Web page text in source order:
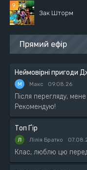
Зак Шторм
Прямий ефір
Неймовірні пригоди
М Макс 09.08.26
Після перегляду,
Рекомендую!
Топ Ґір
Лілія Братко
Клас, люблю цю